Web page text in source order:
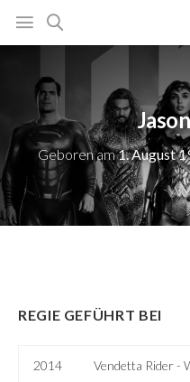
Geboren am1. August
REGIE GEFÜHRT BEI
2014 Vendetta Rider -